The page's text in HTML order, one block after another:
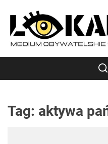
content
Tag: aktywa